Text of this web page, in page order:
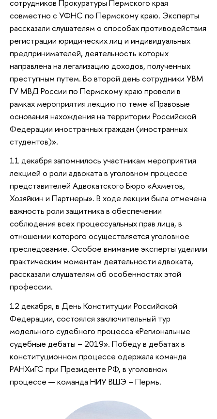
сотрудников Прокуратуры Пермского края
совместно с УФНС по Пермскому краю. Эксперты
рассказали слушателям о способах противодействия
регистрации юридических лиц и индивидуальных
предпринимателей, деятельность которых
направлена на легализацию доходов, полученных
преступным путем. Во второй день сотрудники УВМ
ГУ МВД России по Пермскому краю провели в
рамках мероприятия лекцию по теме «Правовые
основания нахождения на территории Российской
Федерации иностранных граждан (иностранных
студентов)».
11 декабря запомнилось участникам мероприятия
лекцией о роли адвоката в уголовном процессе
представителей Адвокатского Бюро «Ахметов,
Хозяйкин и Партнеры». В ходе лекции была отмечена
важность роли защитника в обеспечении
соблюдения всех процессуальных прав лица, в
отношении которого осуществляется уголовное
преследование. Особое внимание эксперты уделили
практическим моментам деятельности адвоката,
рассказали слушателям об особенностях этой
профессии.
12 декабря, в День Конституции Российской
Федерации, состоялся заключительный тур
модельного судебного процесса «Региональные
судебные дебаты – 2019». Победу в дебатах в
конституционном процессе одержала команда
РАНХиГС при Президенте РФ, в уголовном
процессе — команда НИУ ВШЭ – Пермь.